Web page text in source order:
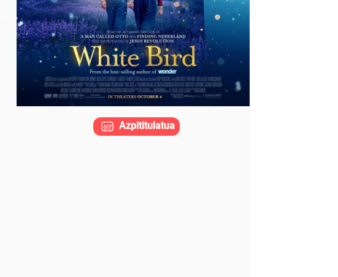
Azpititulatua